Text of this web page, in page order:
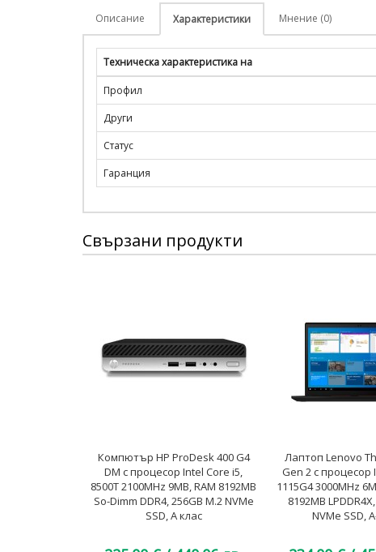
Описание Характеристики Мнение (0)
Техническа характеристика на
Профил
Други
Статус
Гаранция
Свързани продукти
Компютър HP ProDesk 400 G4
DM с процесор Intel Core i5,
8500T 2100MHz 9MB, RAM 8192MB
So-Dimm DDR4, 256GB M.2 NVMe
SSD, A клас
Лаптоп Lenovo
Gen 2 с процесор
1115G4 3000MHz
8192MB
NVMe SSD,